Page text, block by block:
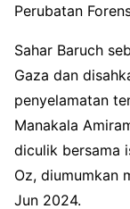
Perubatan
Sahar Baruch
Gaza dan
penyelamatan
Manakala
diculik bersama
Oz, diumumkan
Jun 2024.